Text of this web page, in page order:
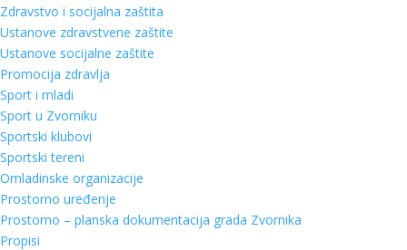
Zdravstvo i socijalna zaštita
Ustanove zdravstvene zaštite
Ustanove socijalne zaštite
Promocija zdravlja
Sport i mladi
Sport u Zvorniku
Sportski klubovi
Sportski tereni
Omladinske organizacije
Prostorno uređenje
Prostorno – planska dokumentacija grada Zvornika
Propisi